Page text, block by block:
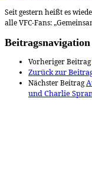
Seit gestern heißt es
alle VFC-Fans:
Beitragsnavigation
Vorheriger Beitrag
Zurück zur
Nächster Beitrag
und Charlie